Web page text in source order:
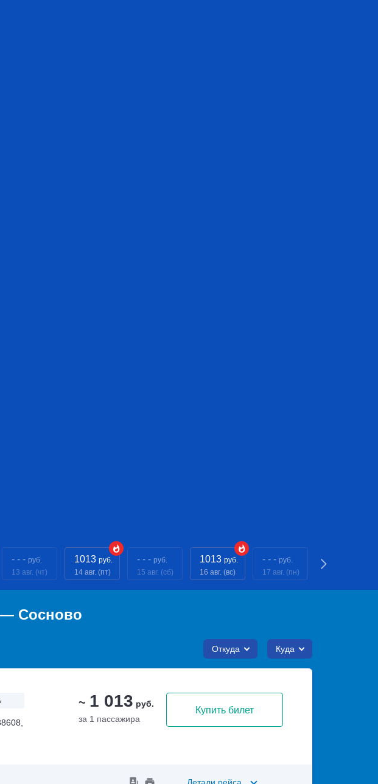
- - - руб.
13 авг. (чт)
1013 руб.
14 авг. (пт)
- - - руб.
15 авг. (сб)
1013 руб.
16 авг. (вс)
- - - руб.
17 авг. (пн)
— Сосново
Откуда Куда
~ 1 013 руб.
за 1 пассажира
Купить билет